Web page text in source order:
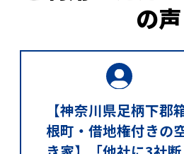
の声
【神奈川県足柄下郡
根町・借地権付きの